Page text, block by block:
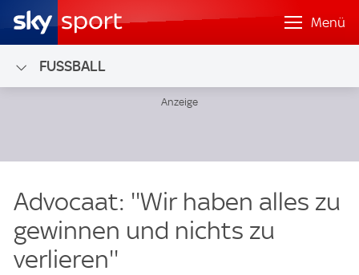
Menü
FUSSBALL
Advocaat: ''Wir haben alles zu
gewinnen und nichts zu
verlieren''